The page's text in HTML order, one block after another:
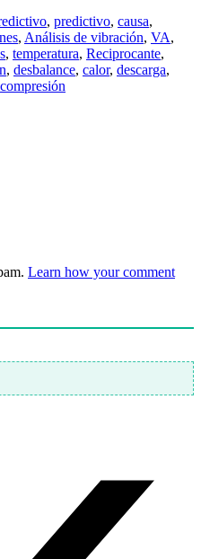
, predictivo, causa,
, Análisis de vibración, VA,
, temperatura, Reciprocante,
, desbalance, calor, descarga,
compresión
Learn how your comment